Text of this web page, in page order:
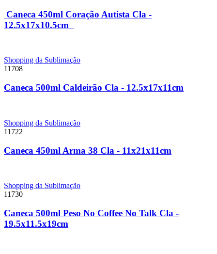
Caneca 450ml Coração Autista Cla -
12.5x17x10.5cm
Shopping da Sublimação
11708
Caneca 500ml Caldeirão Cla - 12.5x17x11cm
Shopping da Sublimação
11722
Caneca 450ml Arma 38 Cla - 11x21x11cm
Shopping da Sublimação
11730
Caneca 500ml Peso No Coffee No Talk Cla -
19.5x11.5x19cm